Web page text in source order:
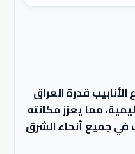
قدرة العراق
مما يعزز مكانته
في جميع أنحاء الشرق